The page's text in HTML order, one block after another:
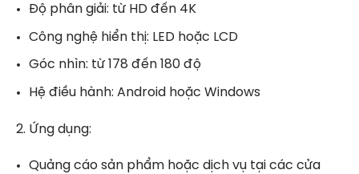
Độ phân giải: từ HD đến 4K
Công nghệ hiển thị: LED hoặc LCD
Góc nhìn: từ 178 đến 180 độ
Hệ điều hành: Android hoặc Windows
Ứng dụng:
Quảng cáo sản phẩm hoặc dịch vụ tại các cửa